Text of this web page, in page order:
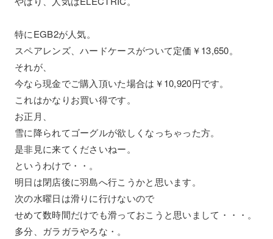
特にEGB2が人気。
スペアレンズ、ハードケースがついて定価￥13,650。
それが、
今なら現金でご購入頂いた場合は￥10,920円です。
これはかなりお買い得です。
お正月、
雪に降られてゴーグルが欲しくなっちゃった方。
是非見に来てくださいねー。
というわけで・・。
明日は閉店後に羽島へ行こうかと思います。
次の水曜日は滑りに行けないので
せめて数時間だけでも滑っておこうと思いまして・・・。
多分、ガラガラやろな・。